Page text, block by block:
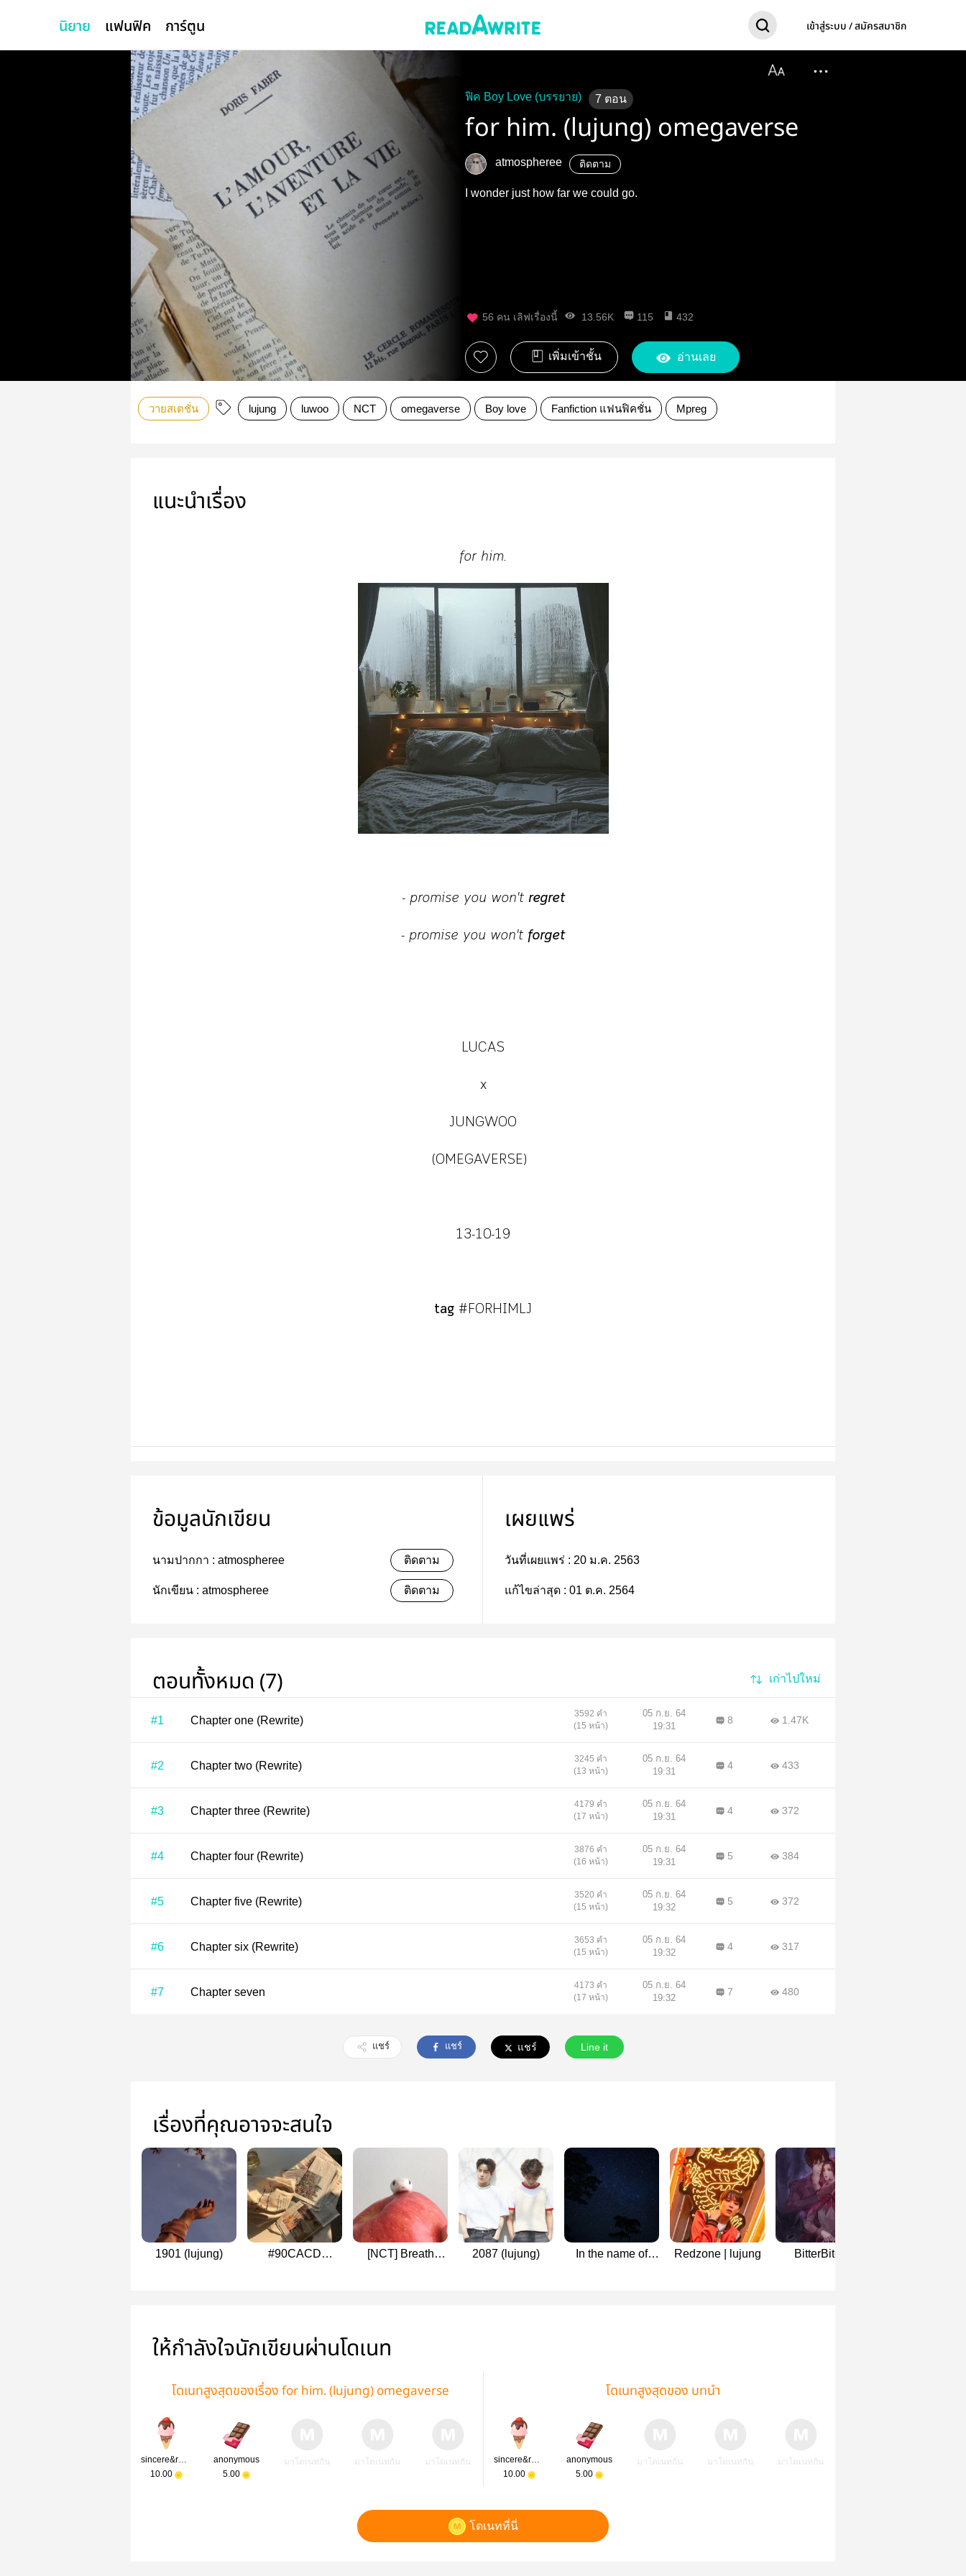
นิยาย แฟนฟิค การ์ตูน เข้าสู่ระบบ / สมัครสมาชิก
ฟิค Boy Love (บรรยาย) 7 ตอน
for him. (lujung) omegaverse
atmospheree ติดตาม
I wonder just how far we could go.
56 คน เลิฟเรื่องนี้ 13.56K 115 432
เพิ่มเข้าชั้น อ่านเลย
วายสเตชั่น lujung luwoo NCT omegaverse Boy love Fanfiction แฟนฟิคชั่น Mpreg
แนะนำเรื่อง
for him.
- promise you won't regret
- promise you won't forget
LUCAS
x
JUNGWOO
(OMEGAVERSE)
13-10-19
tag #FORHIMLJ
ข้อมูลนักเขียน
นามปากกา : atmospheree ติดตาม
นักเขียน : atmospheree ติดตาม
เผยแพร่
วันที่เผยแพร่ : 20 ม.ค. 2563
แก้ไขล่าสุด : 01 ต.ค. 2564
ตอนทั้งหมด (7) เก่าไปใหม่
#1 Chapter one (Rewrite)
3592 คำ
(15 หน้า)
05 ก.ย. 64
19:31
8 1.47K
#2 Chapter two (Rewrite)
3245 คำ
(13 หน้า)
05 ก.ย. 64
19:31
4 433
#3 Chapter three (Rewrite)
4179 คำ
(17 หน้า)
05 ก.ย. 64
19:31
4 372
#4 Chapter four (Rewrite)
3876 คำ
(16 หน้า)
05 ก.ย. 64
19:31
5 384
#5 Chapter five (Rewrite)
3520 คำ
(15 หน้า)
05 ก.ย. 64
19:32
5 372
#6 Chapter six (Rewrite)
3653 คำ
(15 หน้า)
05 ก.ย. 64
19:32
4 317
#7 Chapter seven
4173 คำ
(17 หน้า)
05 ก.ย. 64
19:32
7 480
แชร์ แชร์ แชร์ Line it
เรื่องที่คุณอาจจะสนใจ
1901 (lujung)
#90CACD
[NCT] Breath
2087 (lujung)
In the name of
Redzone | lujung
BitterBite︱
ให้กำลังใจนักเขียนผ่านโดเนท
โดเนทสูงสุดของเรื่อง for him. (lujung) omegaverse
sincere&revel
10.00
anonymous
5.00
มาโดเนทกัน มาโดเนทกัน มาโดเนทกัน
โดเนทสูงสุดของ บทนำ
sincere&revel
10.00
anonymous
5.00
มาโดเนทกัน มาโดเนทกัน มาโดเนทกัน
โดเนทที่นี่